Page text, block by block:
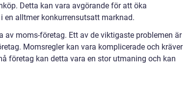
Detta kan vara avgörande för att öka
en alltmer konkurrensutsatt marknad.
moms-företag. Ett av de viktigaste problemen är
Momsregler kan vara komplicerade och kräver
företag kan detta vara en stor utmaning och kan